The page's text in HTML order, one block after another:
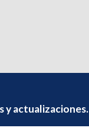
y actualizaciones.